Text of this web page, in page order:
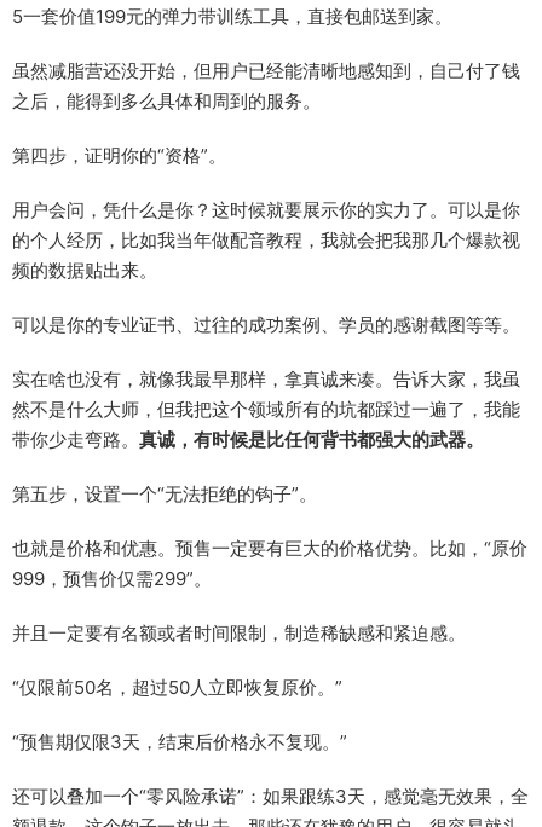
5一套价值199元的弹力带训练工具，直接包邮送到家。
虽然减脂营还没开始，但用户已经能清晰地感知到，自己付了钱
之后，能得到多么具体和周到的服务。
第四步，证明你的“资格”。
用户会问，凭什么是你？这时候就要展示你的实力了。可以是你
的个人经历，比如我当年做配音教程，我就会把我那几个爆款视
频的数据贴出来。
可以是你的专业证书、过往的成功案例、学员的感谢截图等等。
实在啥也没有，就像我最早那样，拿真诚来凑。告诉大家，我虽
然不是什么大师，但我把这个领域所有的坑都踩过一遍了，我能
带你少走弯路。 真诚，有时候是比任何背书都强大的武器。
第五步，设置一个“无法拒绝的钩子”。
也就是价格和优惠。预售一定要有巨大的价格优势。比如，“原价
999，预售价仅需299”。
并且一定要有名额或者时间限制，制造稀缺感和紧迫感。
“仅限前50名，超过50人立即恢复原价。”
“预售期仅限3天，结束后价格永不复现。”
还可以叠加一个“零风险承诺”：如果跟练3天，感觉毫无效果，全